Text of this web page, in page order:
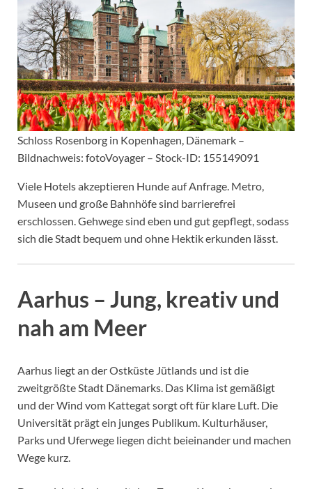
Schloss Rosenborg in Kopenhagen, Dänemark –
Bildnachweis: fotoVoyager – Stock-ID: 155149091
Viele Hotels akzeptieren Hunde auf Anfrage. Metro,
Museen und große Bahnhöfe sind barrierefrei
erschlossen. Gehwege sind eben und gut gepflegt, sodass
sich die Stadt bequem und ohne Hektik erkunden lässt.
Aarhus – Jung, kreativ und
nah am Meer
Aarhus liegt an der Ostküste Jütlands und ist die
zweitgrößte Stadt Dänemarks. Das Klima ist gemäßigt
und der Wind vom Kattegat sorgt oft für klare Luft. Die
Universität prägt ein junges Publikum. Kulturhäuser,
Parks und Uferwege liegen dicht beieinander und machen
Wege kurz.